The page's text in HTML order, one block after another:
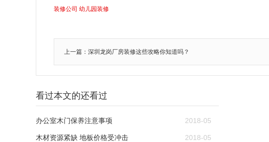
装修公司 幼儿园装修
上一篇：深圳龙岗厂房装修这些攻略你知道吗？
看过本文的还看过
办公室木门保养注意事项 2018-05
木材资源紧缺 地板价格受冲击 2018-05